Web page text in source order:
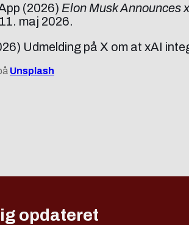
(2026) Elon Musk Announces
maj 2026.
Udmelding på X om at xAI
Unsplash
opdateret